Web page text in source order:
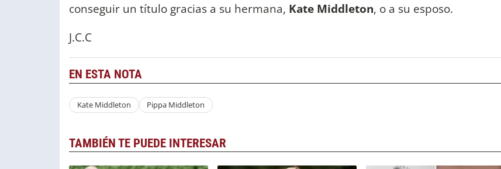
conseguir un título gracias a su hermana, Kate Middleton, o a su esposo.
J.C.C
EN ESTA NOTA
Kate Middleton Pippa Middleton
TAMBIÉN TE PUEDE INTERESAR